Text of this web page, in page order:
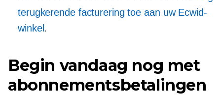
terugkerende facturering toe aan uw Ecwid-
winkel.
Begin vandaag nog met
abonnementsbetalingen